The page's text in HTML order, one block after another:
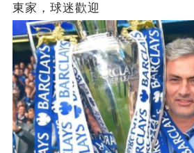
東家，球迷歡迎